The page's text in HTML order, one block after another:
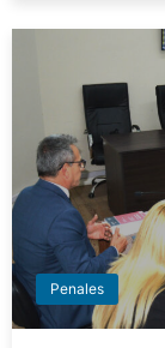
Penales